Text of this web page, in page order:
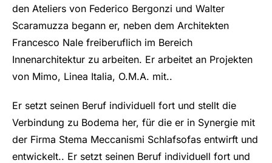
den Ateliers von Federico Bergonzi und Walter
Scaramuzza begann er, neben dem Architekten
Francesco Nale freiberuflich im Bereich
Innenarchitektur zu arbeiten. Er arbeitet an Projekten
von Mimo, Linea Italia, O.M.A. mit..
Er setzt seinen Beruf individuell fort und stellt die
Verbindung zu Bodema her, für die er in Synergie mit
der Firma Stema Meccanismi Schlafsofas entwirft und
entwickelt.. Er setzt seinen Beruf individuell fort und